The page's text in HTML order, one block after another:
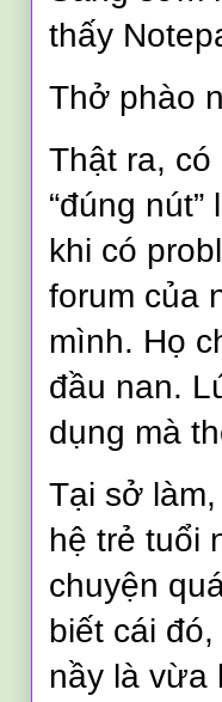
thấy
Thở phào
Thật ra,
“đúng
khi có
forum của
mình. Họ
đầu nan.
dụng mà
Tại sở
hệ trẻ tuổi
chuyện
biết cái
nầy là vừa